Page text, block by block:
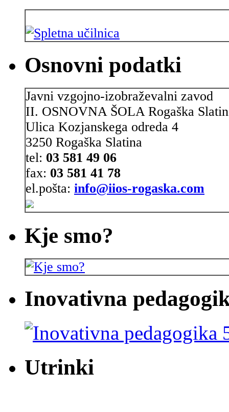
Osnovni podatki
Javni vzgojno-izobraževalni zavod
II. OSNOVNA ŠOLA Rogaška
Ulica Kozjanskega odreda 4
3250 Rogaška Slatina
tel: 03 581 49 06
fax: 03 581 41 78
el.pošta: info@iios-rogaska.com
Kje smo?
Inovativna
Utrinki